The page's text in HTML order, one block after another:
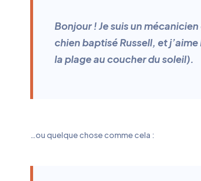
Bonjour ! Je suis un
chien baptisé Russell, et
la plage au coucher du soleil).
…ou quelque chose comme cela :